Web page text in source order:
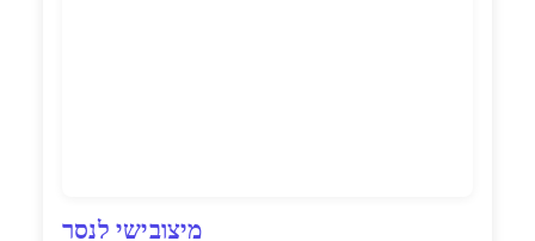
מיצובישי לנסר